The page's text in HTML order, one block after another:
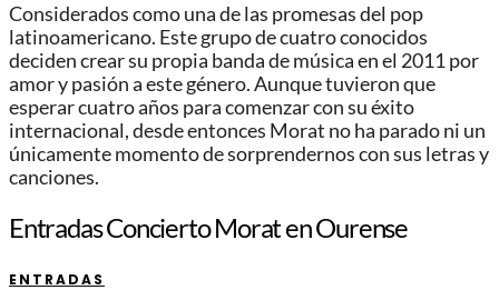
Considerados como una de las promesas del pop
latinoamericano. Este grupo de cuatro conocidos
deciden crear su propia banda de música en el 2011 por
amor y pasión a este género. Aunque tuvieron que
esperar cuatro años para comenzar con su éxito
internacional, desde entonces Morat no ha parado ni un
únicamente momento de sorprendernos con sus letras y
canciones.
Entradas Concierto Morat en Ourense
ENTRADAS